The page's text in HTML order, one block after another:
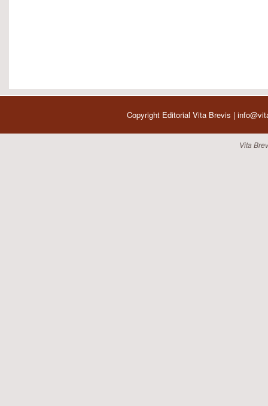
Copyright Editorial Vita Brevis |
Vita